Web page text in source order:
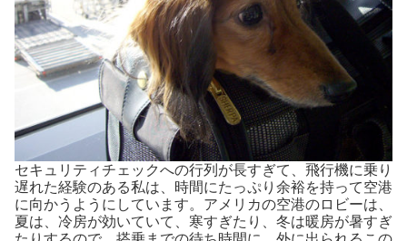
セキュリティチェックへの行列が長すぎて、飛行機に乗り
遅れた経験のある私は、時間にたっぷり余裕を持って空港
に向かうようにしています。アメリカの空港のロビーは、
夏は、冷房が効いていて、寒すぎたり、冬は暖房が暑すぎ